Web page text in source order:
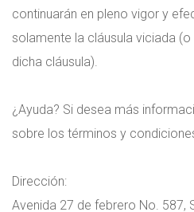
continuarán en pleno vigor y
solamente la cláusula viciada
dicha cláusula).
¿Ayuda? Si desea más
sobre los términos y
Dirección:
Avenida 27 de febrero No. 587,